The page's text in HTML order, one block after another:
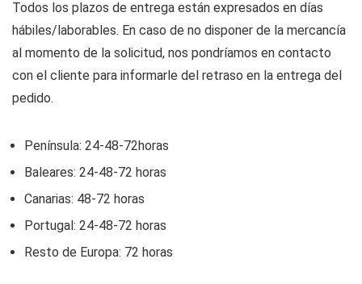
Todos los plazos de entrega están expresados en días
hábiles/laborables. En caso de no disponer de la mercancía
al momento de la solicitud, nos pondríamos en contacto
con el cliente para informarle del retraso en la entrega del
pedido.
Península: 24-48-72horas
Baleares: 24-48-72 horas
Canarias: 48-72 horas
Portugal: 24-48-72 horas
Resto de Europa: 72 horas